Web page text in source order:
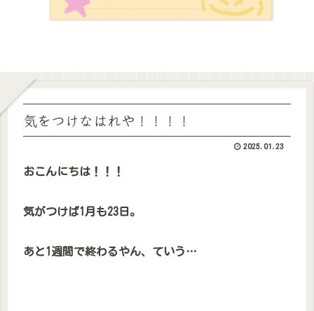
気をつけなはれや！！！！
2025.01.23
おこんにちは！！！
気がつけば1月も23日。
あと1週間で終わるやん、ていう…